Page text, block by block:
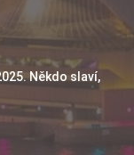
Někdo slaví,